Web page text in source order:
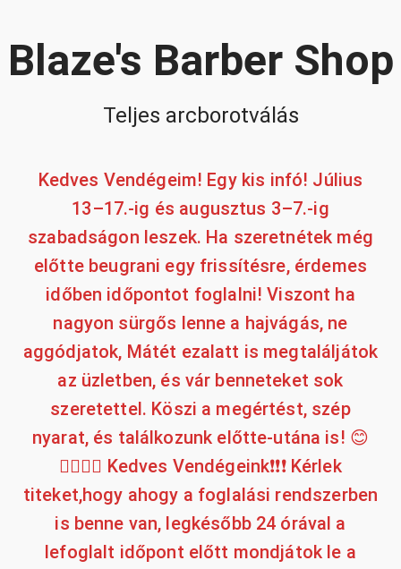
Blaze's Barber Shop
Teljes arcborotválás
Kedves Vendégeim! Egy kis infó! Július
13–17.-ig és augusztus 3–7.-ig
szabadságon leszek. Ha szeretnétek még
előtte beugrani egy frissítésre, érdemes
időben időpontot foglalni! Viszont ha
nagyon sürgős lenne a hajvágás, ne
aggódjatok, Mátét ezalatt is megtaláljátok
az üzletben, és vár benneteket sok
szeretettel. Köszi a megértést, szép
nyarat, és találkozunk előtte-utána is! 😊
✌🏼🤛🏼 Kedves Vendégeink❗❗❗ Kérlek
titeket,hogy ahogy a foglalási rendszerben
is benne van, legkésőbb 24 órával a
lefoglalt időpont előtt mondjátok le a